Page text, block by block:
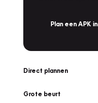
Plan een APK in
Direct plannen
Grote beurt